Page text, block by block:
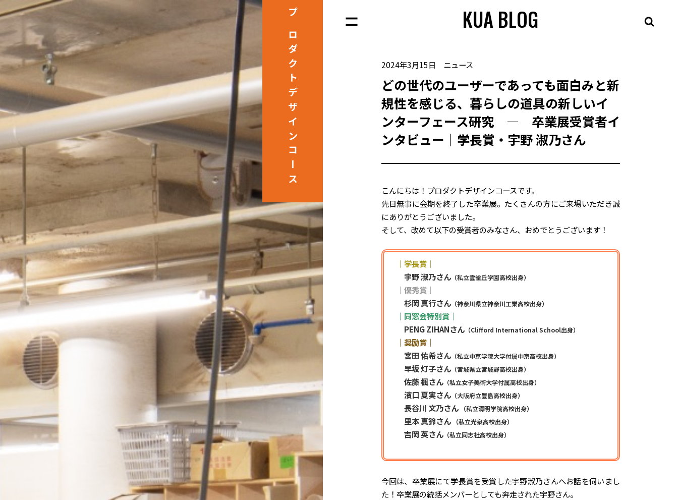
KUA BLOG
プロダクト
デザインコース
2024年3月15日 ニュース
どの世代のユーザーであっても面白みと新
規性を感じる、暮らしの道具の新しいイ
ンターフェース研究 — 卒業展受賞者イ
ンタビュー｜学長賞・宇野 淑乃さん
こんにちは！プロダクトデザインコースです。
先日無事に会期を終了した卒業展。たくさんの方にご来場いただき誠
にありがとうございました。
そして、改めて以下の受賞者のみなさん、おめでとうございます！
｜学長賞｜
宇野 淑乃さん（私立雲雀丘学園高校出身）
｜優秀賞｜
杉岡 真行さん（神奈川県立神奈川工業高校出身）
｜同窓会特別賞｜
PENG ZIHANさん（Clifford International School出身）
｜奨励賞｜
宮田 佑希さん（私立中京学院大学付属中京高校出身）
早坂 灯子さん（宮城県立宮城野高校出身）
佐藤 楓さん（私立女子美術大学付属高校出身）
濱口 夏実さん（大阪府立豊島高校出身）
長谷川 文乃さん （私立清明学院高校出身）
里本 真鈴さん （私立光泉高校出身）
吉岡 英さん（私立同志社高校出身）
今回は、卒業展にて学長賞を受賞した宇野淑乃さんへお話を伺いまし
た！卒業展の統括メンバーとしても奔走された宇野さん。